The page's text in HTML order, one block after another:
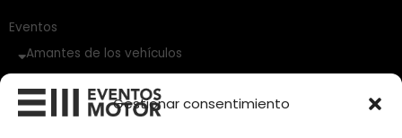
Gestionar consentimiento
Eventos
Amantes de los vehículos
Vehículos Clásicos